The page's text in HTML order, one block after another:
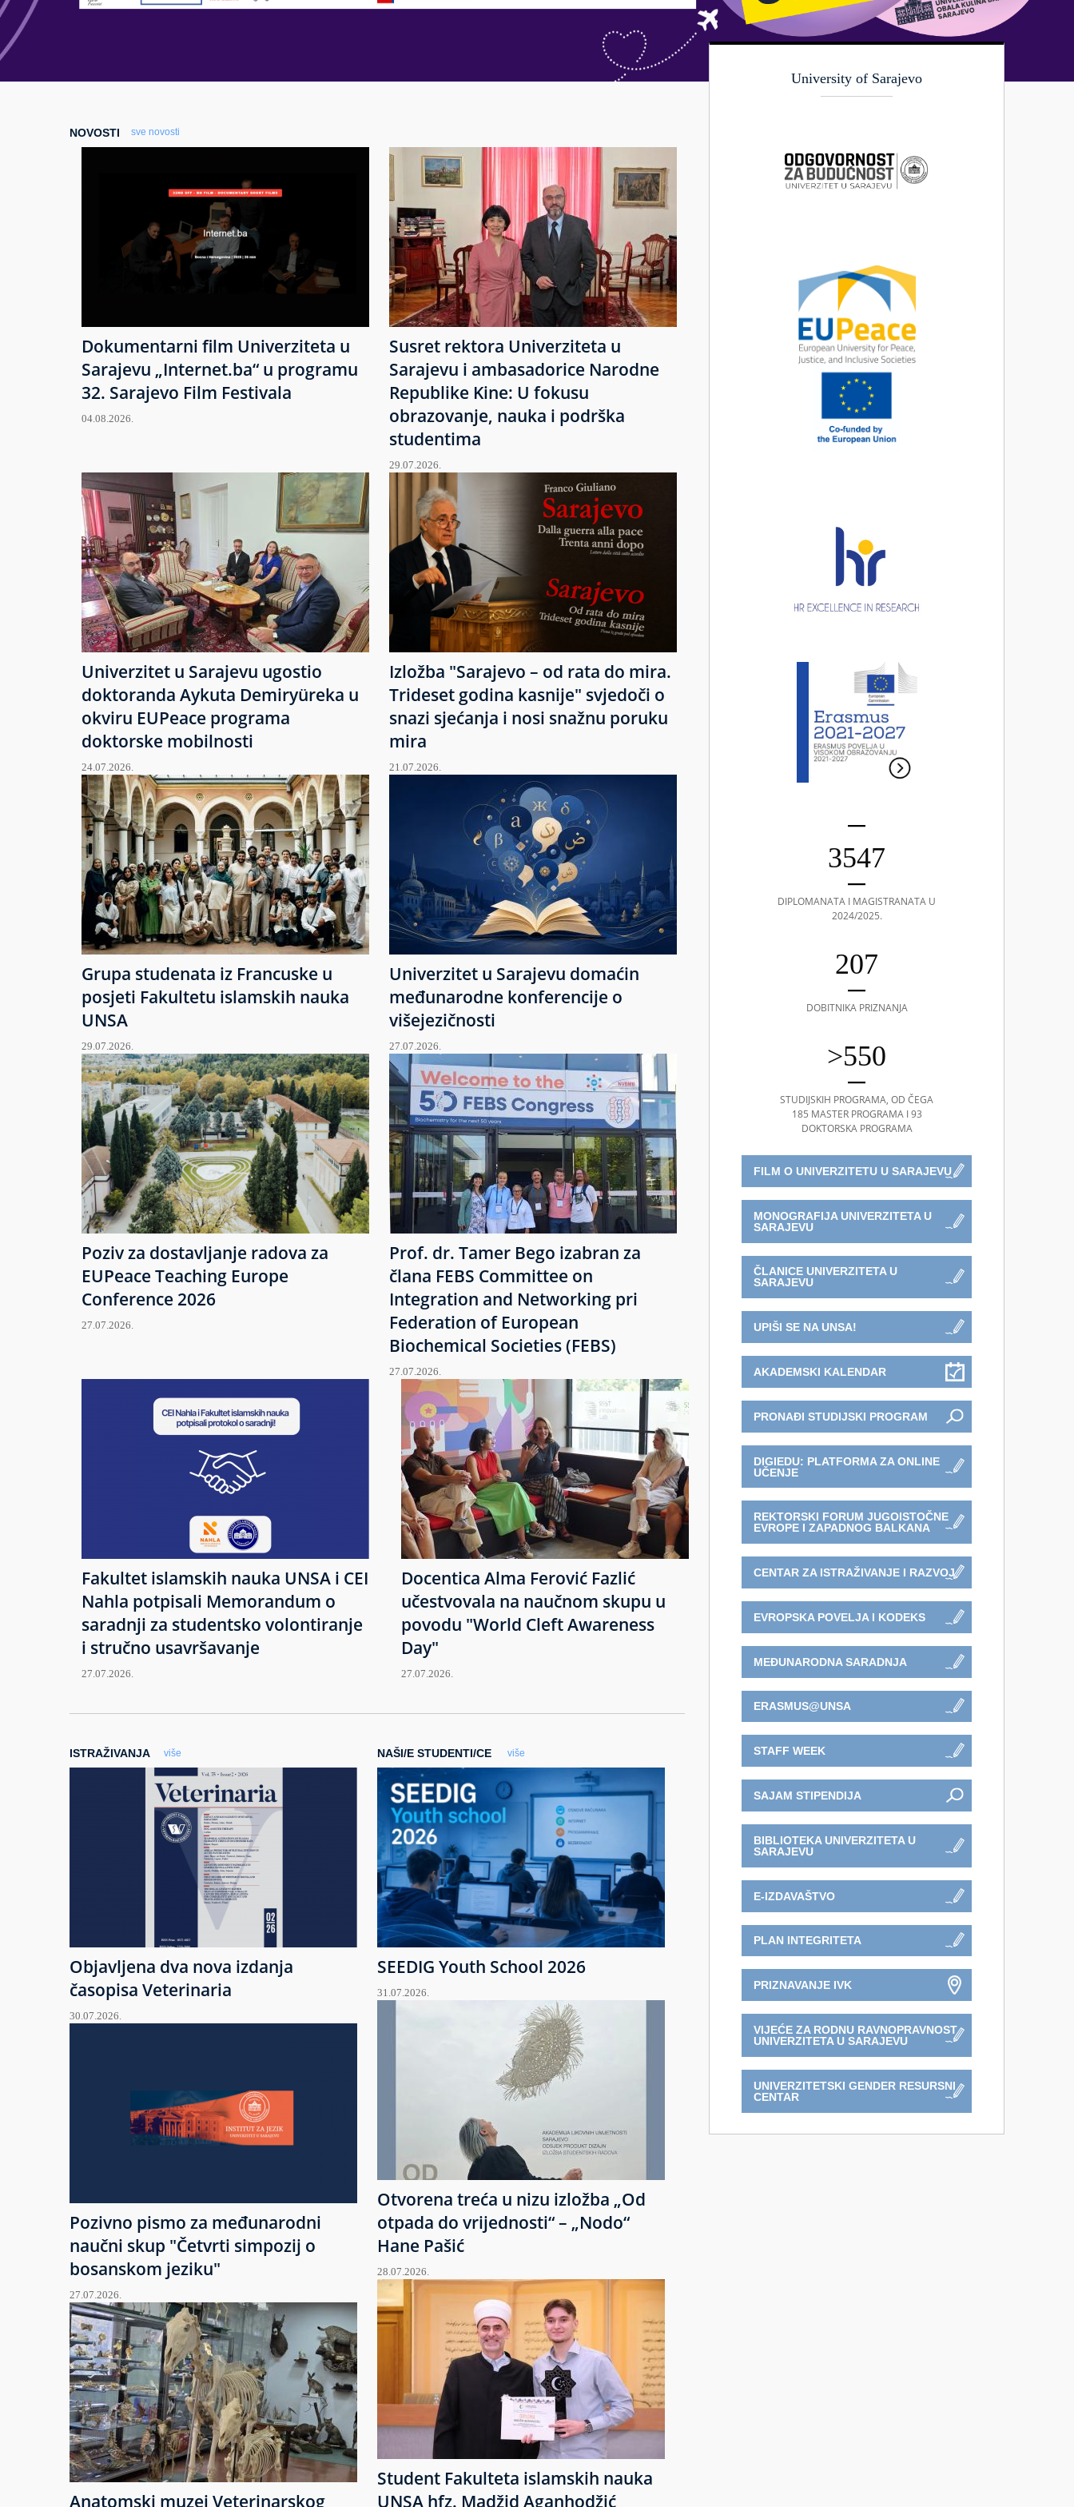
NOVOSTI sve novosti
Dokumentarni film Univerziteta u
Sarajevu „Internet.ba“ u programu
32. Sarajevo Film Festivala
04.08.2026.
Susret rektora Univerziteta u
Sarajevu i ambasadorice Narodne
Republike Kine: U fokusu
obrazovanje, nauka i podrška
studentima
29.07.2026.
Univerzitet u Sarajevu ugostio
doktoranda Aykuta Demiryüreka u
okviru EUPeace programa
doktorske mobilnosti
24.07.2026.
Izložba "Sarajevo – od rata do mira.
Trideset godina kasnije" svjedoči o
snazi sjećanja i nosi snažnu poruku
mira
21.07.2026.
Grupa studenata iz Francuske u
posjeti Fakultetu islamskih nauka
UNSA
29.07.2026.
Univerzitet u Sarajevu domaćin
međunarodne konferencije o
višejezičnosti
27.07.2026.
Poziv za dostavljanje radova za
EUPeace Teaching Europe
Conference 2026
27.07.2026.
Prof. dr. Tamer Bego izabran za
člana FEBS Committee on
Integration and Networking pri
Federation of European
Biochemical Societies (FEBS)
27.07.2026.
Fakultet islamskih nauka UNSA i CEI
Nahla potpisali Memorandum o
saradnji za studentsko volontiranje
i stručno usavršavanje
27.07.2026.
Docentica Alma Ferović Fazlić
učestvovala na naučnom skupu u
povodu "World Cleft Awareness
Day"
27.07.2026.
ISTRAŽIVANJA više
Objavljena dva nova izdanja
časopisa Veterinaria
30.07.2026.
Pozivno pismo za međunarodni
naučni skup "Četvrti simpozij o
bosanskom jeziku"
27.07.2026.
Anatomski muzej Veterinarskog
NAŠI/E STUDENTI/CE više
SEEDIG Youth School 2026
31.07.2026.
Otvorena treća u nizu izložba „Od
otpada do vrijednosti“ – „Nodo“
Hane Pašić
28.07.2026.
Student Fakulteta islamskih nauka
UNSA hfz. Madžid Aganhodžić
University of Sarajevo
3547
DIPLOMANATA I MAGISTRANATA U
2024/2025.
207
DOBITNIKA PRIZNANJA
>550
STUDIJSKIH PROGRAMA, OD ČEGA
185 MASTER PROGRAMA I 93
DOKTORSKA PROGRAMA
FILM O UNIVERZITETU U SARAJEVU
MONOGRAFIJA UNIVERZITETA U
SARAJEVU
ČLANICE UNIVERZITETA U
SARAJEVU
UPIŠI SE NA UNSA!
AKADEMSKI KALENDAR
PRONAĐI STUDIJSKI PROGRAM
DIGIEDU: PLATFORMA ZA ONLINE
UČENJE
REKTORSKI FORUM JUGOISTOČNE
EVROPE I ZAPADNOG BALKANA
CENTAR ZA ISTRAŽIVANJE I RAZVOJ
EVROPSKA POVELJA I KODEKS
MEĐUNARODNA SARADNJA
ERASMUS@UNSA
STAFF WEEK
SAJAM STIPENDIJA
BIBLIOTEKA UNIVERZITETA U
SARAJEVU
E-IZDAVAŠTVO
PLAN INTEGRITETA
PRIZNAVANJE IVK
VIJEĆE ZA RODNU RAVNOPRAVNOST
UNIVERZITETA U SARAJEVU
UNIVERZITETSKI GENDER RESURSNI
CENTAR